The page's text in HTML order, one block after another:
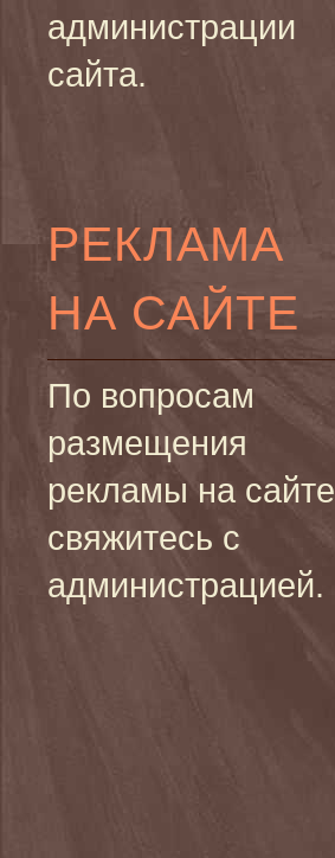
администрации
сайта.
РЕКЛАМА
НА САЙТЕ
По вопросам
размещения
рекламы на сайте
свяжитесь с
администрацией.